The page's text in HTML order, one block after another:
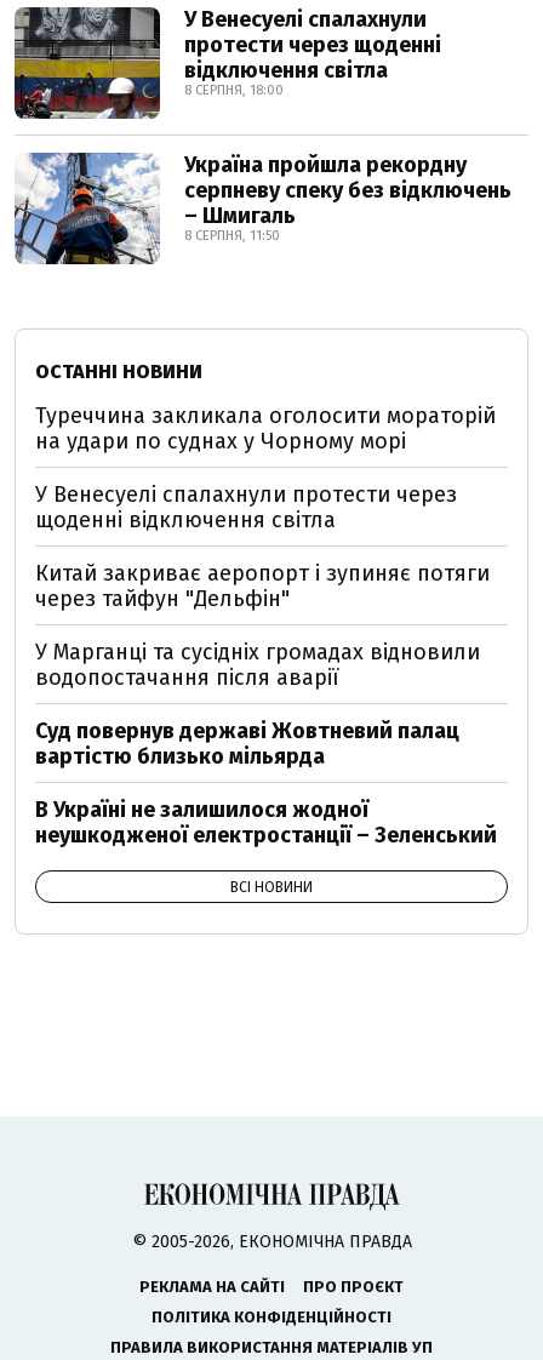
У Венесуелі спалахнули
протести через щоденні
відключення світла
8 СЕРПНЯ, 18:00
Україна пройшла рекордну
серпневу спеку без відключень
– Шмигаль
8 СЕРПНЯ, 11:50
ОСТАННІ НОВИНИ
Туреччина закликала оголосити мораторій
на удари по суднах у Чорному морі
У Венесуелі спалахнули протести через
щоденні відключення світла
Китай закриває аеропорт і зупиняє потяги
через тайфун "Дельфін"
У Марганці та сусідніх громадах відновили
водопостачання після аварії
Суд повернув державі Жовтневий палац
вартістю близько мільярда
В Україні не залишилося жодної
неушкодженої електростанції – Зеленський
ВСІ НОВИНИ
© 2005-2026, ЕКОНОМІЧНА ПРАВДА
РЕКЛАМА НА САЙТІ
ПРО ПРОЄКТ
ПОЛІТИКА КОНФІДЕНЦІЙНОСТІ
ПРАВИЛА ВИКОРИСТАННЯ МАТЕРІАЛІВ УП